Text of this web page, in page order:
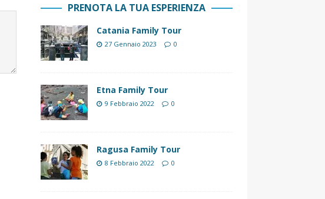
PRENOTA LA TUA ESPERIENZA
Catania Family Tour
27 Gennaio 2023 0
Etna Family Tour
9 Febbraio 2022 0
Ragusa Family Tour
8 Febbraio 2022 0